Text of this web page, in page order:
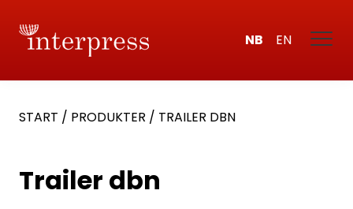
NB EN
START / PRODUKTER / TRAILER DBN
Trailer dbn